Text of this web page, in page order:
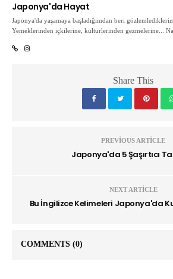
Japonya'da Hayat
Japonya'da yaşamaya başladığımdan beri
Yemeklerinden içkilerine, kültürlerinden gezmelerine...
Share This
PREVIOUS ARTICLE
Japonya'da 5 Şaşırtıcı
NEXT ARTICLE
Bu İngilizce Kelimeleri Japonya'da
COMMENTS (0)